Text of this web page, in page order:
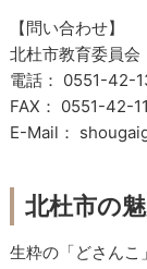
【問い合わせ】
北杜市教育委員
電話： 0551-42-
FAX： 0551-42-
E-Mail：
北杜市の
生粋の「どさんこ